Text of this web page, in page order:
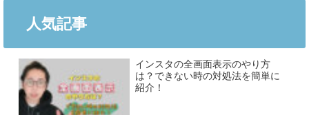
人気記事
インスタの全画面表示のやり方
は？できない時の対処法を簡単に
紹介！